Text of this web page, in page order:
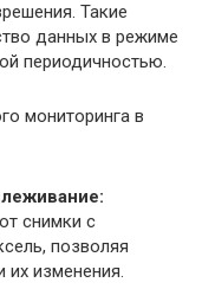
Такие
данных в режиме
периодичностью.
мониторинга в
снимки с
позволяя
изменения.